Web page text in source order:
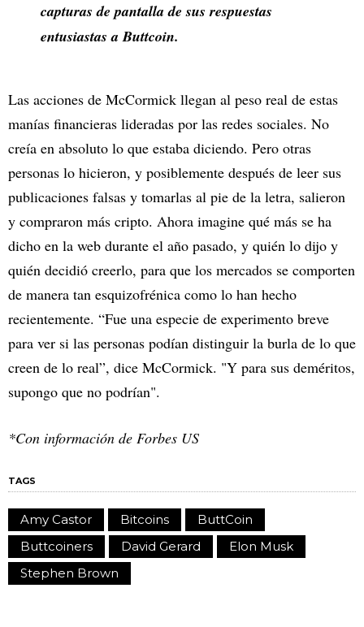
capturas de pantalla de sus respuestas
entusiastas a Buttcoin.
Las acciones de McCormick llegan al peso real de estas
manías financieras lideradas por las redes sociales. No
creía en absoluto lo que estaba diciendo. Pero otras
personas lo hicieron, y posiblemente después de leer sus
publicaciones falsas y tomarlas al pie de la letra, salieron
y compraron más cripto. Ahora imagine qué más se ha
dicho en la web durante el año pasado, y quién lo dijo y
quién decidió creerlo, para que los mercados se comporten
de manera tan esquizofrénica como lo han hecho
recientemente. “Fue una especie de experimento breve
para ver si las personas podían distinguir la burla de lo que
creen de lo real”, dice McCormick. "Y para sus deméritos,
supongo que no podrían".
*Con información de Forbes US
TAGS
Amy Castor Bitcoins
ButtCoin
Buttcoiners
David Gerard
Elon Musk
Stephen Brown